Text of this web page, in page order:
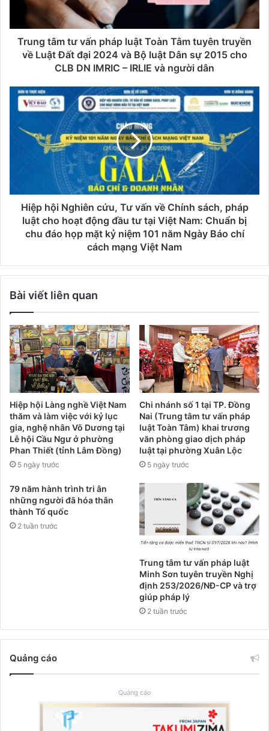
Trung tâm tư vấn pháp luật Toàn Tâm tuyên truyền
về Luật Đất đại 2024 và Bộ luật Dân sự 2015 cho
CLB DN IMRIC – IRLIE và người dân
Hiệp hội Nghiên cứu, Tư vấn về Chính sách, pháp
luật cho hoạt động đầu tư tại Việt Nam: Chuẩn bị
chu đáo họp mặt kỷ niệm 101 năm Ngày Báo chí
cách mạng Việt Nam
Bài viết liên quan
Hiệp hội Làng nghề Việt Nam
thăm và làm việc với kỷ lục
gia, nghệ nhân Võ Dương tại
Lễ hội Cầu Ngư ở phường
Phan Thiết (tỉnh Lâm Đồng)
5 ngày trước
Chi nhánh số 1 tại TP. Đồng
Nai (Trung tâm tư vấn pháp
luật Toàn Tâm) khai trương
văn phòng giao dịch pháp
luật tại phường Xuân Lộc
5 ngày trước
79 năm hành trình tri ân
những người đã hóa thân
thành Tổ quốc
2 tuần trước
Trung tâm tư vấn pháp luật
Minh Sơn tuyên truyền Nghị
định 253/2026/NĐ-CP và trợ
giúp pháp lý
2 tuần trước
Quảng cáo
Quảng cáo